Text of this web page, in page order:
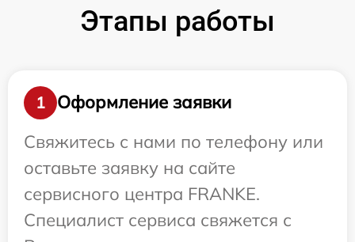
Этапы работы
1
Оформление заявки
Свяжитесь с нами по телефону или
оставьте заявку на сайте
сервисного центра FRANKE.
Специалист сервиса свяжется с